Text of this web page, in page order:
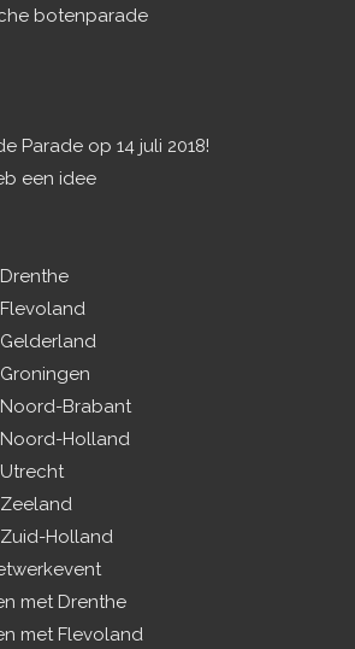
botenparade
Parade op 14 juli 2018!
een idee
Brabant
Holland
Holland
met Drenthe
met Flevoland